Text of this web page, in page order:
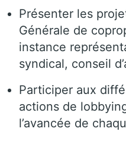
Présenter les
Générale de
instance
syndical, conseil
Participer aux
actions de
l’avancée de